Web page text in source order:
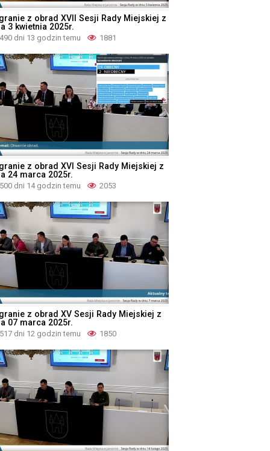
z obrad XVII Sesji Rady Miejskiej z
3 kwietnia 2025r.
490 dni 13 godzin temu 1881
z obrad XVI Sesji Rady Miejskiej z
24 marca 2025r.
500 dni 14 godzin temu 2053
z obrad XV Sesji Rady Miejskiej z
07 marca 2025r.
517 dni 12 godzin temu 1850